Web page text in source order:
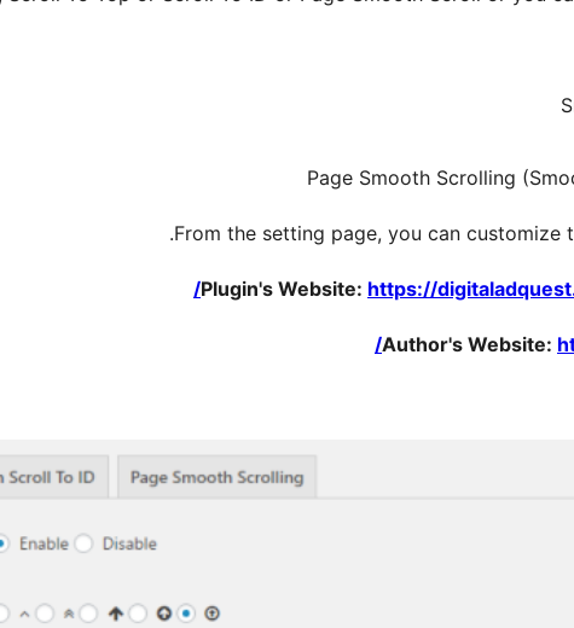
Page Smooth Scrolling
From the setting page, you can customize
Plugin's Website: https://
Author's Website: